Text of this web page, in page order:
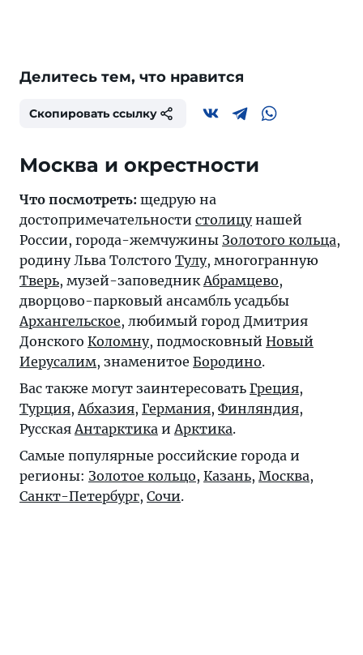
Делитесь тем, что нравится
Скопировать ссылку
Москва и окрестности
Что посмотреть: щедрую на
достопримечательности столицунашей
России, города-жемчужины Золотого кольца,
родину Льва Толстого Тулу, многогранную
Тверь, музей-заповедникАбрамцево,
дворцово-парковый ансамбль усадьбы
Архангельское, любимый город Дмитрия
Донского Коломну, подмосковный Новый
Иерусалим, знаменитое Бородино.
Вас также могут заинтересовать Греция,
Турция,Абхазия, Германия, Финляндия,
РусскаяАнтарктика иАрктика.
Самые популярные российские города и
регионы: Золотое кольцо, Казань, Москва,
Санкт-Петербург, Сочи.